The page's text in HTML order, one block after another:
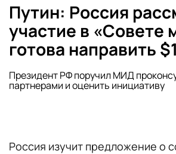
Путин: Россия
участие в «Совете
готова направить
Президент РФ поручил МИД
партнерами и оценить инициативу
Россия изучит предложение о